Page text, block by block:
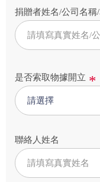
捐贈者姓名/公司名稱
是否索取物據開立
請選擇
是
否
索
物
據
開
立
聯絡人姓名